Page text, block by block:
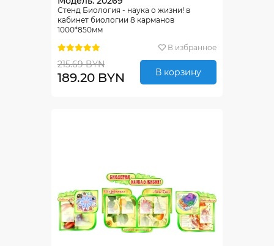
Стенд Биология - наука о жизни! в
кабинет биологии 8 карманов
1000*850мм
В избранное
215.69 BYN
189.20 BYN В корзину